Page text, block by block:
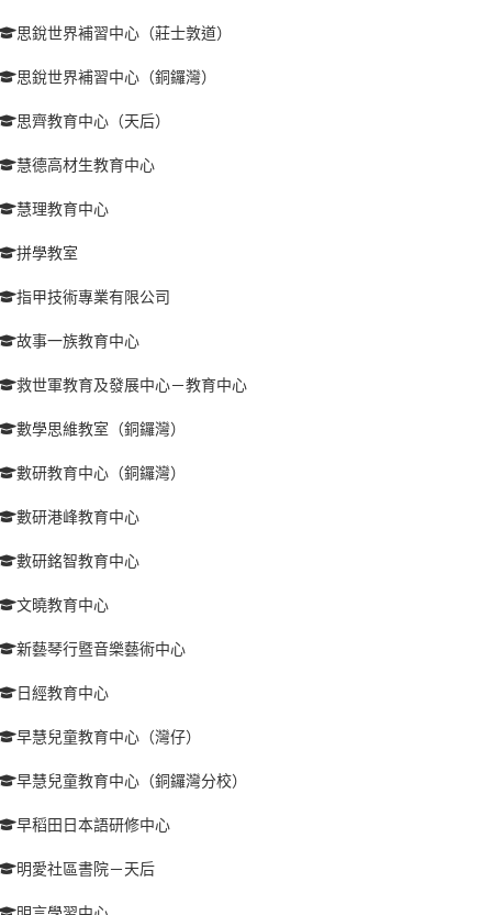
思銳世界補習中心（莊士敦道）
思銳世界補習中心（銅鑼灣）
思齊教育中心（天后）
慧德高材生教育中心
慧理教育中心
拼學教室
指甲技術專業有限公司
故事一族教育中心
救世軍教育及發展中心－教育中心
數學思維教室（銅鑼灣）
數研教育中心（銅鑼灣）
數研港峰教育中心
數研銘智教育中心
文曉教育中心
新藝琴行暨音樂藝術中心
日經教育中心
早慧兒童教育中心（灣仔）
早慧兒童教育中心（銅鑼灣分校）
早稻田日本語研修中心
明愛社區書院－天后